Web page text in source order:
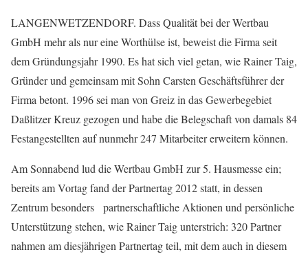
LANGENWETZENDORF. Dass Qualität bei der Wertbau
GmbH mehr als nur eine Worthülse ist, beweist die Firma seit
dem Gründungsjahr 1990. Es hat sich viel getan, wie Rainer Taig,
Gründer und gemeinsam mit Sohn Carsten Geschäftsführer der
Firma betont. 1996 sei man von Greiz in das Gewerbegebiet
Daßlitzer Kreuz gezogen und habe die Belegschaft von damals 84
Festangestellten auf nunmehr 247 Mitarbeiter erweitern können.
Am Sonnabend lud die Wertbau GmbH zur 5. Hausmesse ein;
bereits am Vortag fand der Partnertag 2012 statt, in dessen
Zentrum besonders partnerschaftliche Aktionen und persönliche
Unterstützung stehen, wie Rainer Taig unterstrich: 320 Partner
nahmen am diesjährigen Partnertag teil, mit dem auch in diesem